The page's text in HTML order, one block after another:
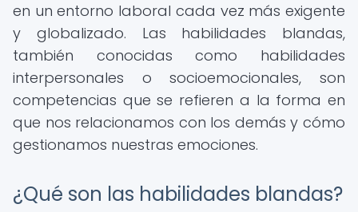
en un entorno laboral cada vez más exigente
y globalizado. Las habilidades blandas,
también conocidas como habilidades
interpersonales o socioemocionales, son
competencias que se refieren a la forma en
que nos relacionamos con los demás y cómo
gestionamos nuestras emociones.
¿Qué son las habilidades blandas?